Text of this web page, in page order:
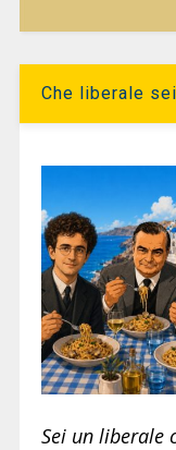
Che liberale
Sei un liberale